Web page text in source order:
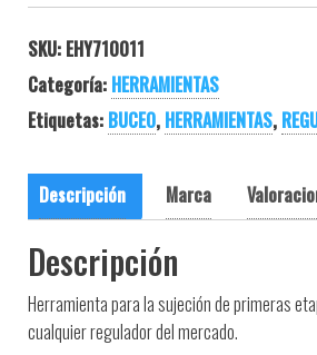
SKU: EHY710011
Categoría: HERRAMIENTAS
Etiquetas: BUCEO, HERRAMIENTAS,
Descripción Marca
Descripción
Herramienta para la sujeción de primeras
cualquier regulador del mercado.